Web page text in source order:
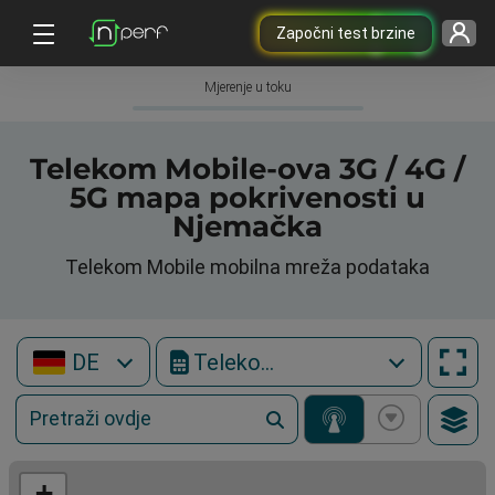
Započni test brzine
Mjerenje u toku
Telekom Mobile-ova 3G / 4G /
5G mapa pokrivenosti u
Njemačka
Telekom Mobile mobilna mreža podataka
DE Telekom Mobile